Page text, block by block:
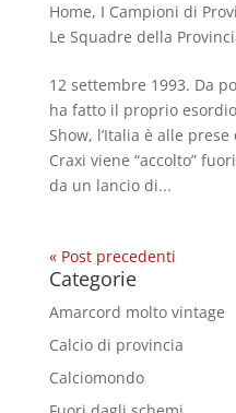
Home, I Campioni di
Le Squadre della
12 settembre 1993. Da
ha fatto il proprio
Show, l’Italia è alle
Craxi viene “accolto”
da un lancio di...
« Post precedenti
Categorie
Amarcord molto vintage
Calcio di provincia
Calciomondo